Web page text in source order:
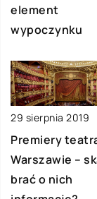
element
wypoczynku
29 sierpnia 2019
Premiery
Warszawie –
brać o nich